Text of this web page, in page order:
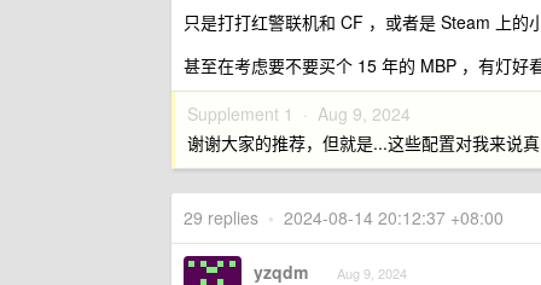
只是打打红警联机和 CF ，或者是 Steam 上的
甚至在考虑要不要买个 15 年的 MBP ，有灯好
Supplement 1 · Aug 9, 2024
谢谢大家的推荐，但就是...这些配置对我来说
29 replies • 2024-08-14 20:12:37 +08:00
yzqdm Aug 9, 2024